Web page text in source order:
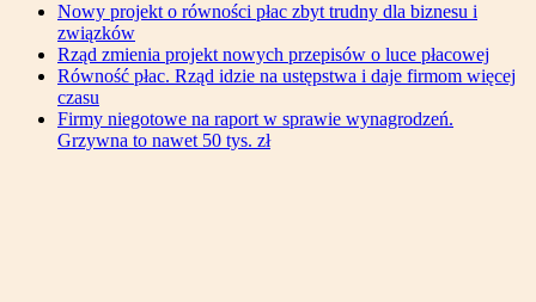
Nowy projekt o równości płac zbyt trudny dla biznesu i
związków
Rząd zmienia projekt nowych przepisów o luce płacowej
Równość płac. Rząd idzie na ustępstwa i daje firmom więcej
czasu
Firmy niegotowe na raport w sprawie wynagrodzeń.
Grzywna to nawet 50 tys. zł